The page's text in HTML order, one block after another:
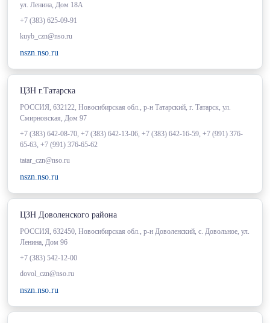
ул. Ленина, Дом 18А
+7 (383) 625-09-91
kuyb_czn@nso.ru
nszn.nso.ru
ЦЗН г.Татарска
РОССИЯ, 632122, Новосибирская обл., р-н Татарский, г. Татарск, ул.
Смирновская, Дом 97
+7 (383) 642-08-70, +7 (383) 642-13-06, +7 (383) 642-16-59, +7 (991) 376-
65-63, +7 (991) 376-65-62
tatar_czn@nso.ru
nszn.nso.ru
ЦЗН Доволенского района
РОССИЯ, 632450, Новосибирская обл., р-н Доволенский, с. Довольное, ул.
Ленина, Дом 96
+7 (383) 542-12-00
dovol_czn@nso.ru
nszn.nso.ru